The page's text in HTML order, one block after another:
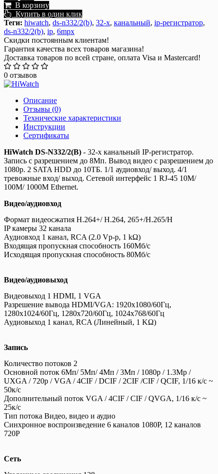
В корзину
Купить в один клик
Теги: hiwatch, ds-n332/2(b), 32-х, канальный, ip-регистратор,
ds-n332/2(b), ip, 6mpx
Скидки постоянным клиентам!
Гарантия качества всех товаров магазина!
Доставка товаров по всей стране, оплата Visa и Mastercard!
0 отзывов
Описание
Отзывы (0)
Технические характеристики
Инструкции
Сертификаты
HiWatch DS-N332/2(B) - 32-х канальный IP-регистратор.
Запись с разрешением до 8Мп. Вывод видео с разрешением до
1080р. 2 SATA HDD до 10ТБ. 1/1 аудиовход/ выход. 4/1
тревожные вход/ выход. Сетевой интерфейс 1 RJ-45 10M/
100M/ 1000M Ethernet.
Видео/аудиовход
Формат видеосжатия H.264+/ H.264, 265+/H.265/H
IP камеры 32 канала
Аудиовход 1 канал, RCA (2.0 Vp-p, 1 kΩ)
Входящая пропускная способность 160Мб/с
Исходящая пропускная способность 80Мб/с
Видео/аудиовыход
Видеовыход 1 HDMI, 1 VGA
Разрешение вывода HDMI/VGA: 1920х1080/60Гц,
1280х1024/60Гц, 1280х720/60Гц, 1024х768/60Гц
Аудиовыход 1 канал, RCA (Линейный, 1 KΩ)
Запись
Количество потоков 2
Основной поток 6Мп/ 5Мп/ 4Мп / 3Мп / 1080p / 1.3Mp /
UXGA / 720p / VGA / 4CIF / DCIF / 2CIF /CIF / QCIF, 1/16 к/с ~
50к/с
Дополнительный поток VGA / 4CIF / CIF / QVGA, 1/16 к/с ~
25к/с
Тип потока Видео, видео и аудио
Синхронное воспроизведение 6 каналов 1080P, 12 каналов
720P
Сеть